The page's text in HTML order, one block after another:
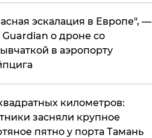
эскалация в Европе", —
Guardian о дроне со
в аэропорту
километров:
засняли крупное
пятно у порта Тамань